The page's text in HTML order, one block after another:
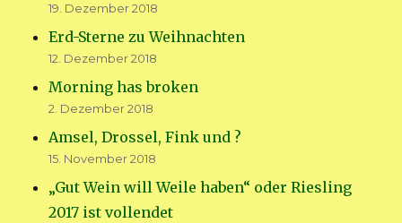
19. Dezember 2018
Erd-Sterne zu Weihnachten
12. Dezember 2018
Morning has broken
2. Dezember 2018
Amsel, Drossel, Fink und ?
15. November 2018
„Gut Wein will Weile haben“ oder Riesling
2017 ist vollendet